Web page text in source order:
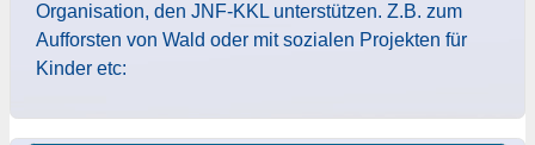
Organisation, den JNF-KKL unterstützen. Z.B. zum
Aufforsten von Wald oder mit sozialen Projekten für
Kinder etc: